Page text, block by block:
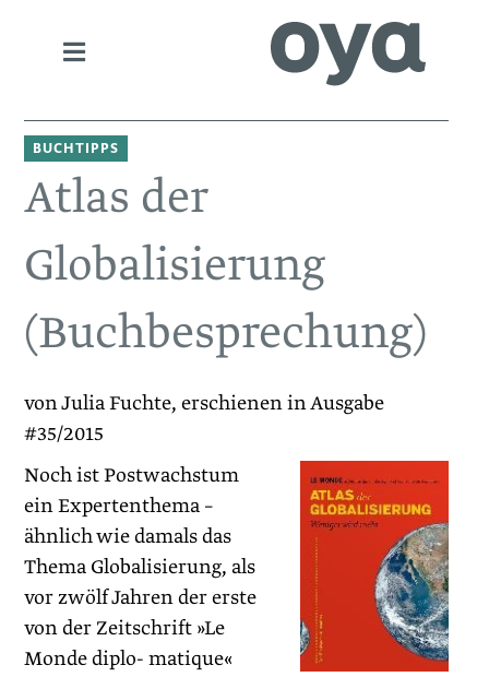
BUCHTIPPS
Atlas der
Globalisierung
(Buchbesprechung)
von Julia Fuchte, erschienen in Ausgabe
#35/2015
Noch ist Postwachstum
ein Expertenthema –
ähnlich wie damals das
Thema Globalisierung, als
vor zwölf Jahren der erste
von der Zeitschrift »Le
Monde diplo- matique«